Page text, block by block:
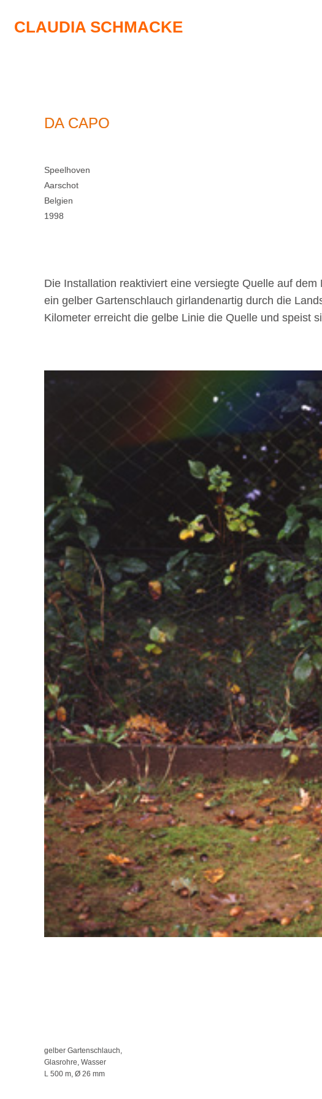
CLAUDIA SCHMACKE
DA CAPO
Speelhoven
Aarschot
Belgien
1998
Die Installation reaktiviert eine versiegte Quelle auf
ein gelber Gartenschlauch girlandenartig durch die
Kilometer erreicht die gelbe Linie die Quelle und speist
gelber Gartenschlauch,
Glasrohre, Wasser
L 500 m, Ø 26 mm